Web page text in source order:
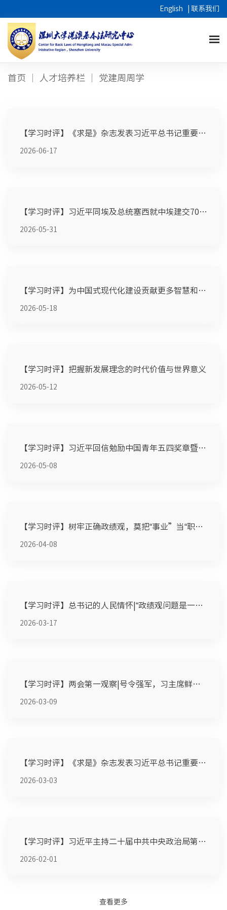
English 联系我们
首页 人才培养栏 党建周周学
【学习时评】《求是》杂志发表习近平总书记重要文章 《树立和...
2026-06-17
【学习时评】习近平同埃及总统塞西就中埃建交70周年互致贺电
2026-05-31
【学习时评】为中国式现代化建设贡献更多智慧和力量——习近...
2026-05-18
【学习时评】把握新发展理念的时代价值与世界意义
2026-05-12
【学习时评】习近平回信勉励中国青年五四奖章暨新时代青年先...
2026-05-08
【学习时评】树牢正确政绩观，莫把“事业”当“职业”
2026-04-08
【学习时评】总书记的人民情怀|“政绩观问题是一个根本性问题”
2026-03-17
【学习时评】两会第一观察|号令强军，习主席鲜明强调发挥政治...
2026-03-09
【学习时评】《求是》杂志发表习近平总书记重要文章《让愿担...
2026-03-03
【学习时评】习近平主持二十届中共中央政治局第二十四次集体...
2026-02-01
查看更多